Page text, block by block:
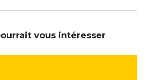
vous intéresser